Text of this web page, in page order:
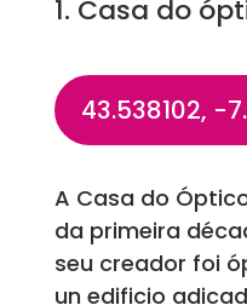
1. Casa do
43.538102, -
A Casa do
da primeira
seu creador foi
un edificio